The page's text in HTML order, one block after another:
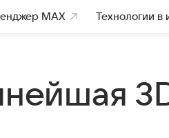
MAX Технологии в